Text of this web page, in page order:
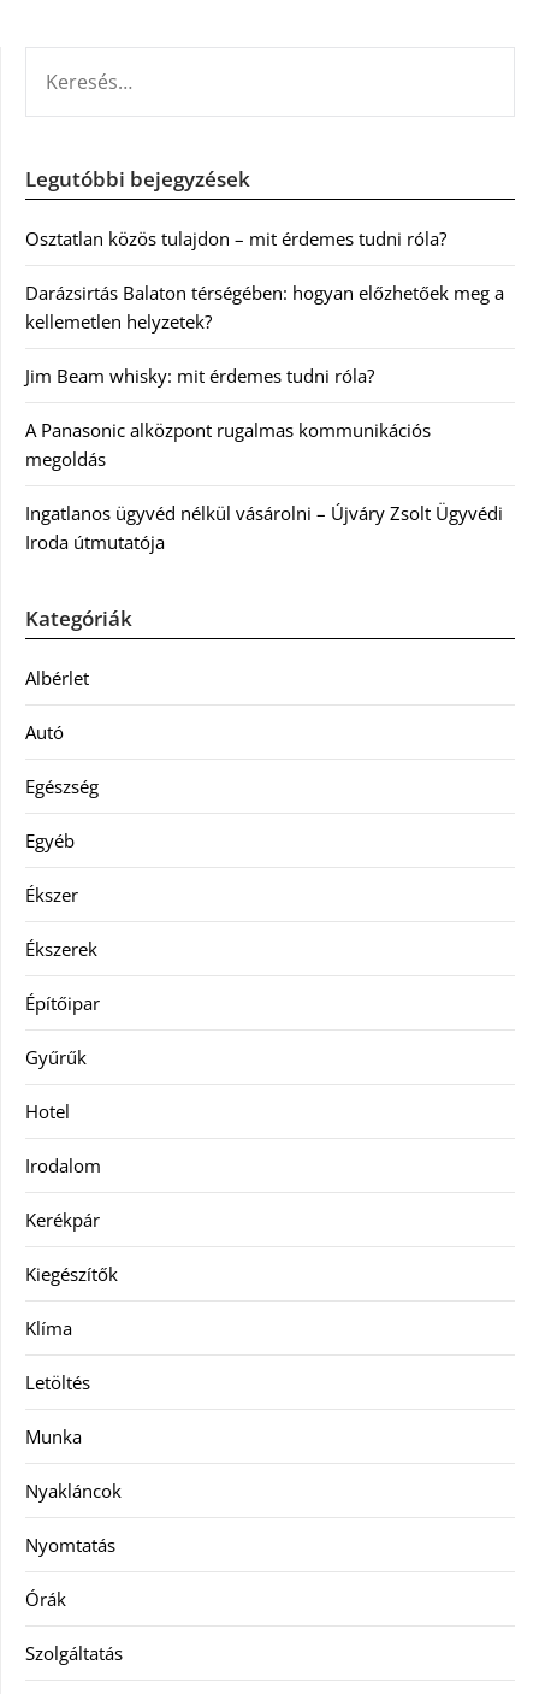
Legutóbbi bejegyzések
Osztatlan közös tulajdon – mit érdemes tudni róla?
Darázsirtás Balaton térségében: hogyan előzhetőek meg a
kellemetlen helyzetek?
Jim Beam whisky: mit érdemes tudni róla?
A Panasonic alközpont rugalmas kommunikációs
megoldás
Ingatlanos ügyvéd nélkül vásárolni – Újváry Zsolt Ügyvédi
Iroda útmutatója
Kategóriák
Albérlet
Autó
Egészség
Egyéb
Ékszer
Ékszerek
Építőipar
Gyűrűk
Hotel
Irodalom
Kerékpár
Kiegészítők
Klíma
Letöltés
Munka
Nyakláncok
Nyomtatás
Órák
Szolgáltatás